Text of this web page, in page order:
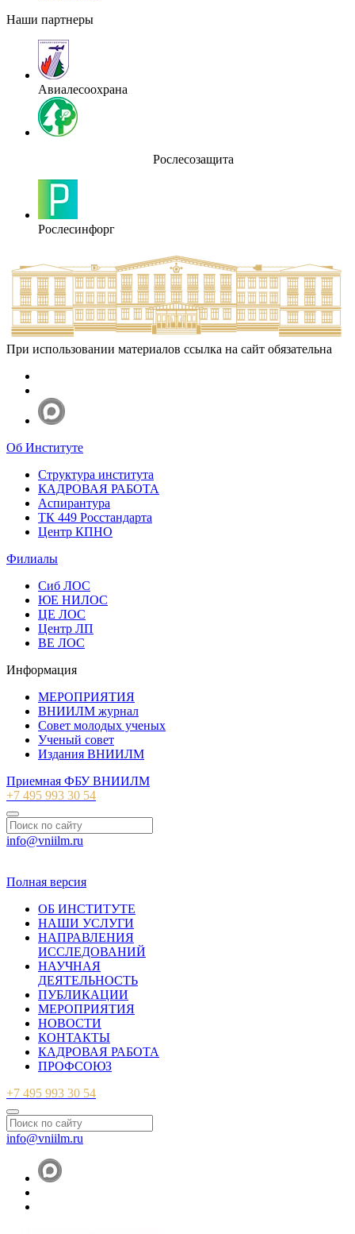
Наши партнеры
Авиалесоохрана
Рослесозащита
Рослесинфорг
При использовании материалов ссылка на сайт обязательна
Об Институте
Структура института
КАДРОВАЯ РАБОТА
Аспирантура
ТК 449 Росстандарта
Центр КПНО
Филиалы
Сиб ЛОС
ЮЕ НИЛОС
ЦЕ ЛОС
Центр ЛП
ВЕ ЛОС
Информация
МЕРОПРИЯТИЯ
ВНИИЛМ журнал
Совет молодых ученых
Ученый совет
Издания ВНИИЛМ
Приемная ФБУ ВНИИЛМ
+7 495 993 30 54
info@vniilm.ru
Полная версия
ОБ ИНСТИТУТЕ
НАШИ УСЛУГИ
НАПРАВЛЕНИЯ
ИССЛЕДОВАНИЙ
НАУЧНАЯ
ДЕЯТЕЛЬНОСТЬ
ПУБЛИКАЦИИ
МЕРОПРИЯТИЯ
НОВОСТИ
КОНТАКТЫ
КАДРОВАЯ РАБОТА
ПРОФСОЮЗ
+7 495 993 30 54
info@vniilm.ru